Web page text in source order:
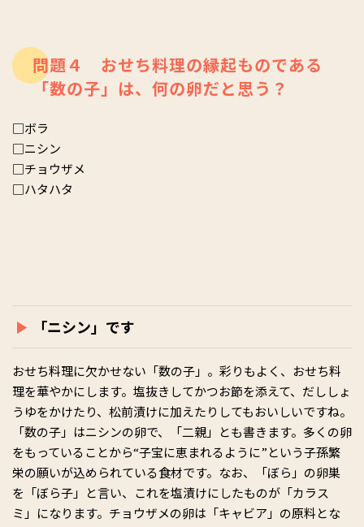
問題４ おせち料理の縁起ものである
「数の子」は、何の卵だと思う？
□ボラ
□ニシン
□チョウザメ
□ハタハタ
「ニシン」です
おせち料理に欠かせない「数の子」。彩りもよく、おせち料
理を華やかにします。塩抜きしてかつお節を添えて、だししょ
うゆをかけたり、松前漬けに加えたりしてもおいしいですね。
「数の子」はニシンの卵で、「二親」とも書きます。多くの卵
をもっていることから“子宝に恵まれるように”という子孫繁
栄の願いが込められている食材です。なお、「ぼら」の卵巣
を「ぼら子」と言い、これを塩漬けにしたものが「カラス
ミ」になります。チョウザメの卵は「キャビア」の原料とな